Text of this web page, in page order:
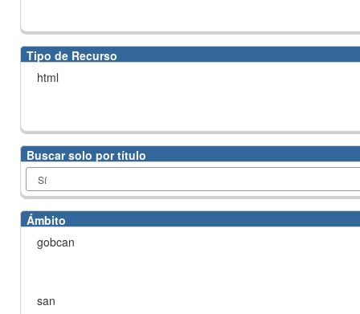
Tipo de Recurso
html
Buscar solo por título
Ámbito
gobcan
san